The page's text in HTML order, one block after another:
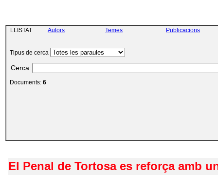
LLISTAT Autors Temes Publicacions
Tipus de cerca
Cerca:
Documents: 6
El Penal de Tortosa es reforça amb